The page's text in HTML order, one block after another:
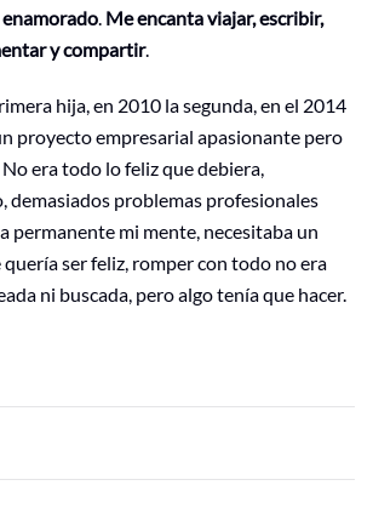
. Me encanta viajar, escribir,
y compartir.
hija, en 2010 la segunda, en el 2014
proyecto empresarial apasionante pero
era todo lo feliz que debiera,
demasiados problemas profesionales
permanente mi mente, necesitaba un
ser feliz, romper con todo no era
ni buscada, pero algo tenía que hacer.